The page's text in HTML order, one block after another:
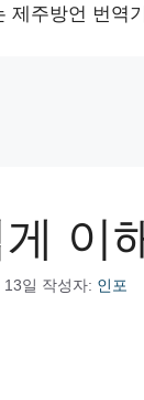
제주방언 번역기
이
일 작성자: 인포